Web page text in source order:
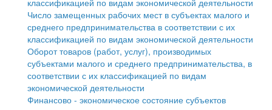
Социальная защита
Фотоальбом
Муниципальные услуги
Проекты административных регламентов
Антимонопольный комплаенс
Противодействие коррупции
Информационная поддержка субъектов малого и
среднего предпринимательства
Муниципальные программы
Контрольно-счетная палата
Число замещенных рабочих мест в субъектах малого и
среднего предпринимательства в соответствии с их
классификацией по видам экономической деятельности
Оборот товаров (работ, услуг), производимых
субъектами малого и среднего предпринимательства, в
соответствии с их классификацией по видам
экономической деятельности
Финансово - экономическое состояние субъектов